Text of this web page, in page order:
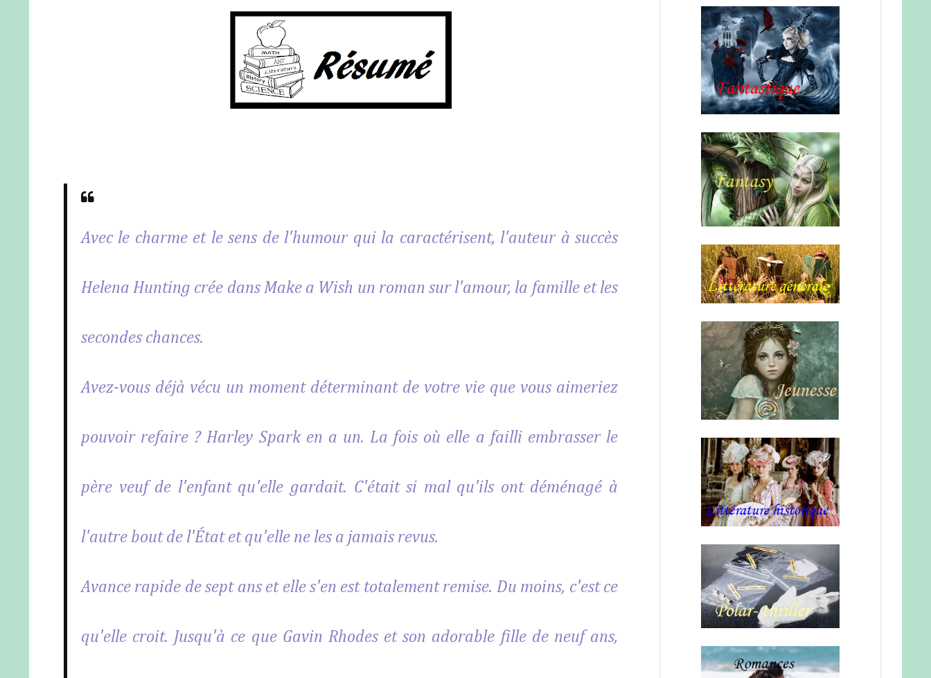
Avec le charme et le sens de l'humour qui la caractérisent, l'auteur à succès
Helena Hunting crée dans Make a Wish un roman sur l'amour, la famille et les
secondes chances.
Avez-vous déjà vécu un moment déterminant de votre vie que vous aimeriez
pouvoir refaire ? Harley Spark en a un. La fois où elle a failli embrasser le
père veuf de l'enfant qu'elle gardait. C'était si mal qu'ils ont déménagé à
l'autre bout de l'État et qu'elle ne les a jamais revus.
Avance rapide de sept ans et elle s'en est totalement remise. Du moins, c'est ce
qu'elle croit. Jusqu'à ce que Gavin Rhodes et son adorable fille de neuf ans,